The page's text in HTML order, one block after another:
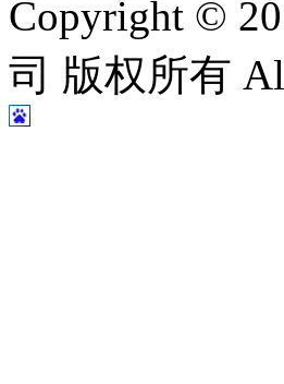
Copyright ©
司 版权所有